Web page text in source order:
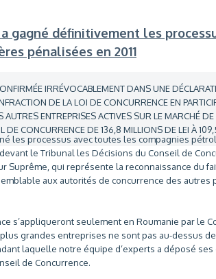
gagné définitivement les
pénalisées en 2011
IRRÉVOCABLEMENT DANS UNE
DE LA LOI DE CONCURRENCE EN
AUTRES ENTREPRISES ACTIVES SUR LE MARCHÉ
CONCURRENCE DE 136,8 MILLIONS DE LEI À
les processus avec toutes les compagnies
le Tribunal les Décisions du Conseil de
Suprême, qui représente la reconnaissance du
aux autorités de concurrence des autres
s’appliqueront seulement en Roumanie par le
grandes entreprises ne sont pas au-dessus de
laquelle notre équipe d’experts a déposé ses
de Concurrence.